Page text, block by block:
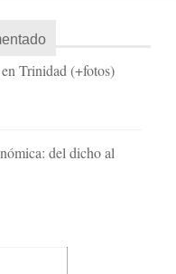
Trinidad (+fotos)
del dicho al